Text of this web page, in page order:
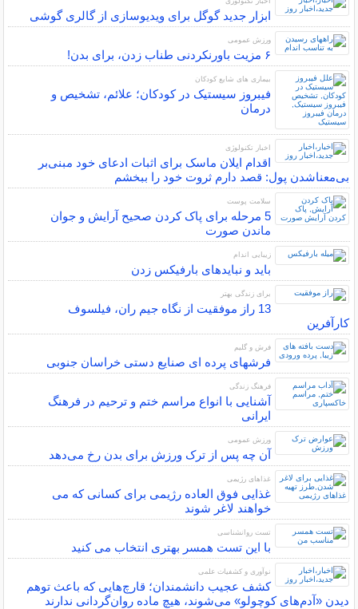
ابزار جدید گوگل برای ویدیوسازی از گالری گوشی
ورزش عمومی
۶ مزیت باورنکردنی طناب زدن، برای بدن!
بیماری های شایع کودکان
فیبروز سیستیک در کودکان؛ علائم، تشخیص و
درمان
اخبار تکنولوژی
اقدام ایلان ماسک برای اثبات ادعای خود مبنی‌بر
بی‌معناشدن پول: قصد دارم ثروت خود را ببخشم
سلامت پوست
5 مرحله برای پاک کردن صحیح آرایش و جوان
ماندن صورت
زیبایی اندام
باید و نبایدهای بارفیکس زدن
برای زندگی بهتر
13 راز موفقیت از نگاه جیم ران، فیلسوف
کارآفرین
فرش و گلیم
فرشهای پرده ای صنایع دستی خراسان جنوبی
فرهنگ زندگی
آشنایی با انواع مراسم ختم و ترحیم در فرهنگ
ایرانی
ورزش عمومی
آن چه پس از ترک ورزش برای بدن رخ می‌دهد
غذاهای رژیمی
غذایی فوق العاده رژیمی برای کسانی که می
خواهند لاغر شوند
تست روانشناسی
با این تست همسر بهتری انتخاب می کنید
نوآوری و کشفیات علمی
کشف عجیب دانشمندان؛ قارچ‌هایی که باعث توهم
دیدن «آدم‌های کوچولو» می‌شوند، هیچ ماده روان‌گردانی ندارند